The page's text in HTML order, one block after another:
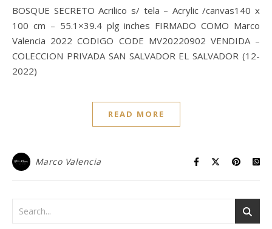
BOSQUE SECRETO Acrilico s/ tela – Acrylic /canvas140 x
100 cm – 55.1×39.4 plg inches FIRMADO COMO Marco
Valencia 2022 CODIGO CODE MV20220902 VENDIDA –
COLECCION PRIVADA SAN SALVADOR EL SALVADOR (12-
2022)
READ MORE
Marco Valencia